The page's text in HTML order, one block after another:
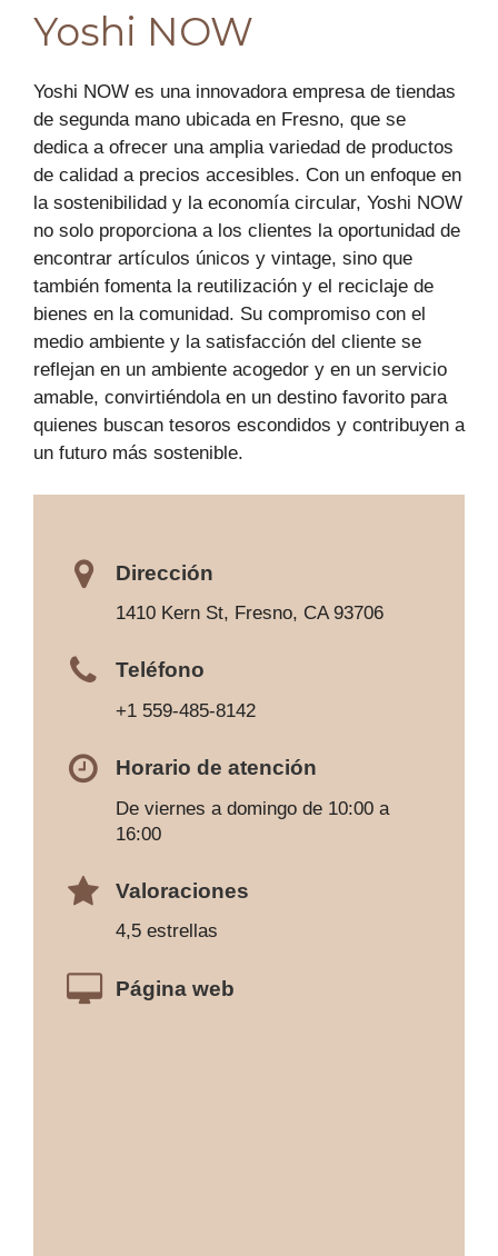
Yoshi NOW
Yoshi NOW es una innovadora empresa de tiendas
de segunda mano ubicada en Fresno, que se
dedica a ofrecer una amplia variedad de productos
de calidad a precios accesibles. Con un enfoque en
la sostenibilidad y la economía circular, Yoshi NOW
no solo proporciona a los clientes la oportunidad de
encontrar artículos únicos y vintage, sino que
también fomenta la reutilización y el reciclaje de
bienes en la comunidad. Su compromiso con el
medio ambiente y la satisfacción del cliente se
reflejan en un ambiente acogedor y en un servicio
amable, convirtiéndola en un destino favorito para
quienes buscan tesoros escondidos y contribuyen a
un futuro más sostenible.
Dirección
1410 Kern St, Fresno, CA 93706
Teléfono
+1 559-485-8142
Horario de atención
De viernes a domingo de 10:00 a
16:00
Valoraciones
4,5 estrellas
Página web